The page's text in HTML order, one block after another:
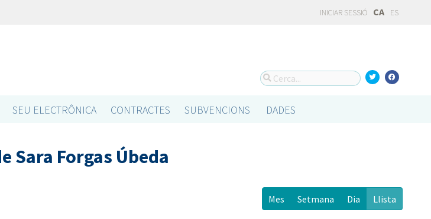
INICIAR SESSIÓ CA ES
SEU ELECTRÔNICA CONTRACTES SUBVENCIONS DADES
Sara Forgas Úbeda
Mes Setmana Dia Llista